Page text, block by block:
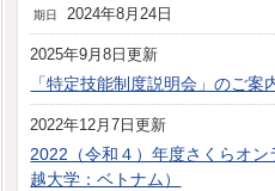
期日 2024年8月24日
2025年9月8日更新
「特定技能制度説明会」のご案
2022年12月7日更新
2022（令和４）年度さくらオ
越大学：ベトナム）